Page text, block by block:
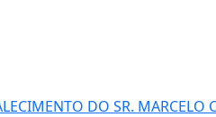
DO SR. MARCELO